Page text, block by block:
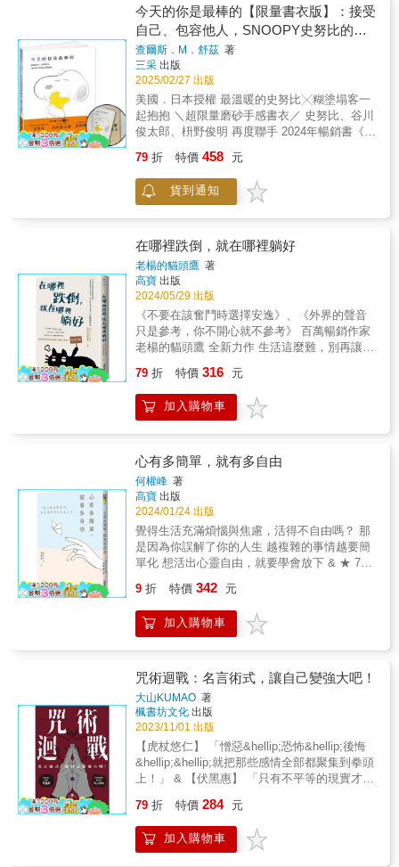
再加，而在於沒什麼需要減去。．第一顆扣子
扣錯了，結果卻穿得意外時髦。．沒有說出
口，不代表愛不存在；有時候，沉默反而是一
種體貼。．所謂「時間能解決一切」，並不是
時間替我們抹去了什麼，而是在歲月的推移
中，那個越發堅定的自己，終於將鑰匙牢牢握
在了手裡。．假如你的生活處處碰壁，別擔
心，那代表你正走往對的方向。【本書特色】
畫，用平實易懂的文字與心理學專業知識，揭
季節月分編排，並於書頁上設計索引標籤，方
便快速找到特定月分與想讀的章節。★ 每個月
提供「小任務」與「心靈辭典」，隨時展開小
行動，轉化心情並改變觀點。★特別收錄韓國
藝術家Makitoy鮮明溫暖的12幅插畫，線條大
膽、風格獨特，賞心悅目，讓閱讀的享受加
倍！【名人推薦】周志建｜山隱中的療癒師、
故事療癒作家洪培芸｜臨床心理師、作家盧美
妏｜人生設計心理諮商所共同創辦人、諮商心
理師──療癒推薦（依姓氏筆畫排序）【讀者好
評推薦】「這本書真的太棒了！翻到最後一頁
還是意猶未盡，發出了讚嘆。這本書是將日常
情感與心理學連結，並且給予溫暖的慰藉。我
想推薦給那些渴望找回平靜的人，這本書必
讀！」「我很喜歡這本書用日常案例來解釋這
書。」「我打算每個月的最後一天，從書架上
拿出這本書，為下個月的自己而讀。人生匆
匆，更需要一顆慢下來的心，而這本書能幫助
我調整心情和情緒的節奏。 」
靈、引領人們找到內心平靜的導師，在2018年
確診漸凍症後，他反倒更全心在當下，用美善
與愛度過每一天。他親身示範了即使黑暗的念
頭襲來，仍然可以讓內心安住在片刻的平靜。
從企業高階主管到泰國森林僧人，再回到俗
世，三十餘年汲取的經驗與體悟，淬鍊成質樸
卻深邃的人生智慧，《我可能錯了》正是這份
智慧的結晶。這本書在瑞典一出版就登上暢銷
榜首，至今售出33國版權，全球銷量破百萬
冊，更在台灣、英國、韓國蟬聯綜合暢銷榜第
在每一頁畫重點、摺書角。現在，為了讓眼睛
讀過的話語，真正滲入日常，成為人生的指南
針，特別構想了這本以「抄寫儀式感」來細細
化扎根。 ▍12個階段、108天金句，在日常中
實踐在智慧中成長 到泰國出家時，比約恩被授
予法號「納提科」，意思是「在智慧中成長的
人」。在《我可能錯了》中，他沒有擺出高高
在上、超然物外的「開悟者」姿態，反而毫無
保留地呈現出自己羞愧、脆弱與挫敗，甚至是
滑稽可笑的瞬間。他也接受黑暗是生而為人的
望中、漸凍症逐漸奪去他對身體的掌控、即將
與摯愛的人道別，那些如同細小救命索的智慧
讓他依然能不被恐懼吞噬，專注於當下、體驗
眼前的喜悅。 在書中，比約恩說：「我真的不
的那種智慧。它與我們的距離，其實要近得
多。」 呼應比約恩這種智慧從實際日常中淬煉
而來的體悟，以及實踐在智慧中成長，這本手
抄書以「大地生生不息」為概念，寓意著智慧
根植於生活，並在生命的流轉與變化中不斷延
展。全書依循五行相生的循環──木⮕火⮕土⮕
金⮕水⮕（再轉）木，將比約恩的智慧結晶設
計成12個手抄階段，配色上也對應了五行的顏
色。 每一階段象徵生命中的一種修習與成長：
從自己開始 木：順勢而生
&hellip;&hellip;&hellip;PART 2：隨順事情本來
的樣子 火：點燃覺知
於我 火：全心在當下&hellip;&hellip;PART 4：
當下才是生命真正存在的唯一地方 土：扎根現
實&hellip;&hellip;&hellip;PART 5：張開手掌
土：學會信任&hellip;&hellip;&hellip;PART 6：
走進為我敞開的每扇大門 金：回歸澄明
&hellip;&hellip;&hellip;PART 7：別忘記為奇蹟
留下空間 金：定靜安慮
住身心 水：靜中見性
&hellip;&hellip;&hellip;PART 9：成為我在世界
上最想見到的樣子 水：圓融的智慧
黑暗中抬頭，方能看見靜夜星光。」▍登上高
峰，如何不懼低谷？從記者到集團執行長，行
旅70國，王文靜採訪過上千位國內外知名的領
袖級人物，她發現：「人，花一輩子追逐成
功，追到了一座峰，還要再追，就像籠子裡的
土撥鼠，不斷輪迴，這樣的人生，好嗎？」直
到她前往喜馬拉雅，遇見一位意想不到的異國
和尚，開啟成功與快樂的對話。▍緣滅，亦是
緣起他是美國人，也是台灣人。父親是美國黑
人大兵，世俗說法，他是私生子，浮游在菜市
醫科時，人生再度轉彎：「他放棄在美國執業
醫生的路，遁入空門。為何？」「在富裕之島
台灣多年後，他決定到亞洲最貧窮的國度。為
這件事必須謙卑。當我們愈謙卑，生命會愈廣
大。」他是慧光法師，也是書中的引路人──光
師父。▍從台灣出發，相會喜馬拉雅王文靜：
「喜馬拉雅，是人生的學校。」盛開於2000～
4000公尺的杜鵑，能高挺，也能匍匐生長。從
貧瘠展現堅韌、彈性與柔軟。定居6700公尺的
跳蛛，為躲避天敵，在極冷和缺氧的禁區求
中，成為世界最強的登山者。喜馬拉雅山上，
卓越與貧瘠並存，人渺小如塵土，學習臣服。
光師父：「喜馬拉雅，是內在本源。」貧瘠，
一場生命的68問谷底與高峰、財富捨與得、人
生苦與樂，一次次對話，看見智慧之光。◆執
著與放下◆「真正的放下，不是放棄一切，而
是捨離內心對一切的執著。」生命的過程，本
來就是不圓滿，差別在於我們是否允許它通
過？只要允許了，就會有意義；以為的缺陷，
接受了，就變成有價值。◆鋒利與柔軟◆「柔
軟會把因緣建立起來、經營得更好。」柔軟是
同理心，有巨大的內心空間去包容，便能把因
『慢』，等待因緣成熟就是要慢、要耐得
住。」生命的成長，當還沒有成熟到可以完
成，就要等待。水到一定渠成，窮急也沒用。
書，我要獻給在喜馬拉雅山相遇的小沙彌們，
教導我人生最珍貴的一堂課，惜福感恩。」
【本書特色】全書由台灣出版設計大獎「金蝶
獎」、德國IF設計獎得主的裝幀設計師「霧
室」親自操刀。●書封：山峰以「感光油墨」特
殊印刷，陽光下將轉化為金黃色。●內頁：一座
山景串連6個章節，逐漸明亮，展現由迷轉悟的
語，為心開示、注入能量與平靜。 ─特別收錄
②─獨家收錄尼泊爾古國彩照，翻開書頁，走入
遠方異境。
今天的你是最棒的【限量書衣版】：接受
自己、包容他人，SNOOPY史努比的定
心禪智慧
查爾斯．M．舒茲 著
三采 出版
2025/02/27 出版
美國．日本授權 最溫暖的史努比╳糊塗塌客一
起抱抱 ＼超限量磨砂手感書衣／ 史努比、谷川
俊太郎、枡野俊明 再度聯手 2024年暢銷書《今
繁中限定&times;精裝珍藏版★★★ 【國外暢銷
佳績/得獎紀錄】 ●誠品2024年暢銷TOP3 ●博
客來2024年中文新書暢銷TOP13 ●日本系列暢
淺演易懂的白話文字，教你看懂花生漫畫、體
會人生日常。 當SNOOPY遇上禪學，一本讓你
在翻閱漫畫、莞爾一笑中，自然理解禪意、明
白生活之道，找到接受他人、更愛自己的療癒
之書！ 這次的主題是「多元美好」！ 這世界不
是只有一種聲音，每一個你、每一個我、每一
個他都是獨特的。 64篇花生漫畫╳64則定心禪
語，在你失去自信、無法與旁人好好相處時，
陪伴你發掘、體會、接納世界的各種聲音。
工作室首度公開全彩呈現 花生家族彩色小語
┗･━･━･━･━･━･━･━･━･━･━･┛ ▎那
個人真不合群、好奇怪？ 查理布朗：「我們都
有點像呢。」 WE&rsquo;RE ALL A LITTLE
THAT WAY! ＞＞＞禪語：且坐喫茶（過度的正
義極可能會變成暴力） ▎我覺得自己一點用也
沒有！ 史努比：「我是唯一無二的狗！」 NOT
&ldquo;A&rdquo;
DOG&hellip;&ldquo;THE&rdquo; DOG! ＞＞＞
禪語：宇宙無雙日乾坤只一人（宇宙沒有第二
個太陽，天地之間只有一個你） 讓「花生漫
畫」各角色陪你學禪語，在你對自己失去信
心、莫名感到壓力、當你煩惱如何與周圍的人
相處時。 這會是你想要打開閱讀的書，找到積
極生活的力量。 讀者好評： ◆想要心情沉靜的
書特色】 ◤好評再延續！硬殼精裝珍藏版◢ 最
美的史努比禮物書！精選水彩紋理搭配輕量塗
佈層的麗奇映畫用紙，溫潤手感呈現SNOOPY
禪語錄的沉穩與定心。自用珍藏或心意餽贈，
都極具價值。
79 折 特價 458 元
貨到通知
在哪裡跌倒，就在哪裡躺好
老楊的貓頭鷹 著
高寶 出版
2024/05/29 出版
《不要在該奮鬥時選擇安逸》、《外界的聲音
只是參考，你不開心就不參考》 百萬暢銷作家
老楊的貓頭鷹 全新力作 生活這麼難，別再讓自
悄努力過，偶爾耍個廢也剛好。 讓我們對撲面
而來的爛人爛事大聲說：請勿打擾！ ▌這本書
寫給在讀書、工作、社交的縫隙間苟延殘喘，
己鬧彆扭。 你曾幻想職場是你的主場秀，每天
等著你的卻是慣老闆和豬隊友。 你從小被教導
要待人友善、熱心助人，別人卻把你給的方便
當作隨便。 好人不想撕破臉，但壞人根本不要
臉。 其實，你不必這麼有禮貌。 他是隻小強，
你為什麼要忍耐他的骯髒？ 他是隻懶豬，你為
什麼要補救他的怠惰？ 我們都是人生父母養，
第一要務就是照顧好自己的感受，而非遵循社
會的框架。 適當地有脾氣，可以阻擋生活中大
人欺的惡性循環。 適當地不要臉，可以爭取意
想不到的好機會。 ▌這本書將送給你── 熱愛生
活必須明白的26個善意「提醒」。 成為自己必
免的26個錯誤「以為」。 停止內耗必須知道的
26個扎心「真相」。 陪你學會接受自己的笨
拙，體諒自己的過錯，理解自己的難處； 放下
自己的糾結，感激自己的付出，讚賞自己的收
穫。 想做的事就去做，不想做就不必做。 奔跑
時跌倒了，那就乾脆躺一下。 前行時無力了，
那就安心耍個廢。 人生的路這麼長，摔跤幾次
▌老楊的貓頭鷹為你的煩心事開處方，不苦口、
有點辣── ．遇到無法溝通的人，不用絞盡腦汁
非說服不可，畢竟你沒有義務去教育一個傻
79 折 特價 316 元
加入購物車
心有多簡單，就有多自由
何權峰 著
高寶 出版
2024/01/24 出版
覺得生活充滿煩惱與焦慮，活得不自由嗎？ 那
是因為你誤解了你的人生 越複雜的事情越要簡
單化 想活出心靈自由，就要學會放下 & ★ 7個
& 萬事不如意，是因為你和自己的心過不去。
不順心，是你和重要的人計較了不重要的事。
不如意，是你在不重要事上投注了大量心力。
們活得越來越不自由，與幸福生活越來越遠。
& 放下期望，心就會平靜下來，你將發現，原
來自己就是期望下最大的受害者。 人生本來便
處處是幸福，不幸福，只因為我們不懂得放下
執著、順心而行。 你原本是快樂的，煩惱是後
來才有的。幸福，就是回到沒有煩惱以前的那
顆心。 & 自己的事，「盡力」就好。 他人的
事，「尊重」就好。 老天的事，「臣服」就
好。 失意的事，「感恩」就好。 生氣的事，
活的事，「簡單」就好。 找回生命的自由，把
心放下就好。 &
9 折 特價 342 元
加入購物車
咒術迴戰：名言術式，讓自己變強大吧！
大山KUMAO 著
楓書坊文化 出版
2023/11/01 出版
【虎杖悠仁】 「憎惡&hellip;恐怖&hellip;後悔
&hellip;&hellip;就把那些感情全部都聚集到拳頭
上！」 & 【伏黑惠】 「只有不平等的現實才是
要培育出&hellip;&hellip;強大又聰明的夥伴。」
& 【七海建人】 「掉在枕頭旁的頭髮越來越
多，喜歡的鹹麵包從超商消失了， 就是這種小
79 折 特價 284 元
加入購物車